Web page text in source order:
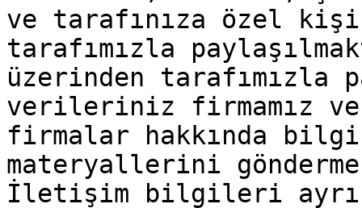
ve tarafınıza özel
tarafımızla
üzerinden tarafımızla
verileriniz firmamız
firmalar hakkında bilgi
materyallerini
İletişim bilgileri